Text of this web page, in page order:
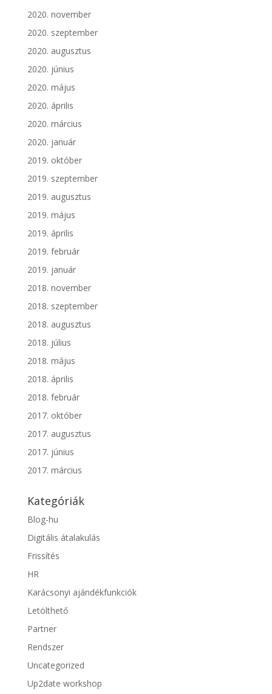
2020. november
2020. szeptember
2020. augusztus
2020. június
2020. május
2020. április
2020. március
2020. január
2019. október
2019. szeptember
2019. augusztus
2019. május
2019. április
2019. február
2019. január
2018. november
2018. szeptember
2018. augusztus
2018. július
2018. május
2018. április
2018. február
2017. október
2017. augusztus
2017. június
2017. március
Kategóriák
Blog-hu
Digitális átalakulás
Frissítés
HR
Karácsonyi ajándékfunkciók
Letölthető
Partner
Rendszer
Uncategorized
Up2date workshop